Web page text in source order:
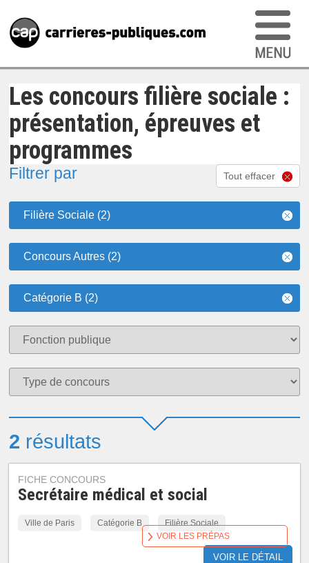
Les concours filière sociale :
présentation, épreuves et
programmes
Filtrer par Tout effacer
Filière Sociale (2)
Concours Autres (2)
Catégorie B (2)
2 résultats
FICHE CONCOURS
Secrétaire médical et social
Ville de Paris Catégorie B Filière Sociale
VOIR LE DÉTAIL
VOIR LES PRÉPAS